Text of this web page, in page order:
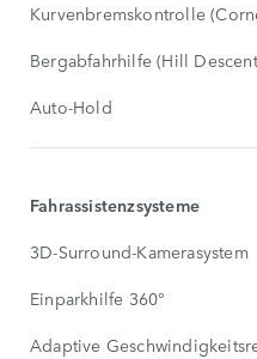
Kurvenbremskontrolle
Bergabfahrhilfe (Hill
Auto-Hold
Fahrassistenzsysteme
3D-Surround-Kamerasystem
Einparkhilfe 360°
Adaptive